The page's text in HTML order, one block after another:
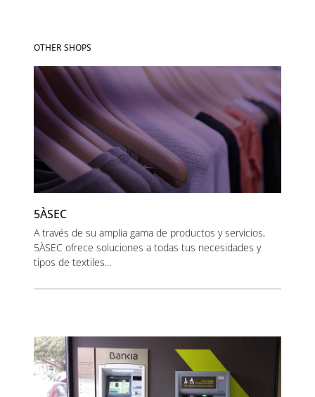
OTHER SHOPS
5ÀSEC
A través de su amplia gama de productos y servicios,
5ÀSEC ofrece soluciones a todas tus necesidades y
tipos de textiles...